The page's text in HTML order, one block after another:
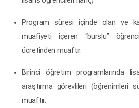
Program süresi içinde olan ve
muafiyeti içeren “burslu”
ücretinden muaftır.
Birinci öğretim programlarında
araştırma görevlileri (öğrenimleri
muaftır.